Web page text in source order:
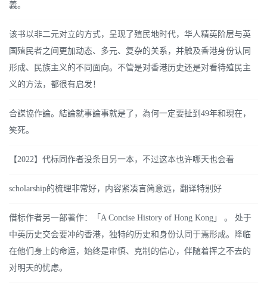
義。
该书以非二元对立的方式，呈现了殖民地时代，华人精英阶层与英
国殖民者之间更加动态、多元、复杂的关系，并触及香港身份认同
形成、民族主义的不同面向。不管是对香港历史还是对看待殖民主
义的方法，都很有启发！
合謀協作論。結論就事論事就是了，為何一定要扯到49年和現在，
笑死。
【2022】代标同作者没条目另一本，不过这本也许哪天也会看
scholarship的梳理非常好，内容紧凑言简意远，翻译特别好
借标作者另一部著作：「A Concise History of Hong Kong」 。 处于
中英历史交会要冲的香港，独特的历史和身份认同于焉形成。降临
在他们身上的命运，始终是审慎、克制的信心，伴随着挥之不去的
对明天的忧虑。